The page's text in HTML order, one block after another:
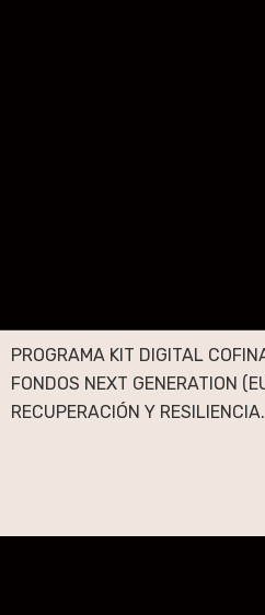
PROGRAMA KIT DIGITAL
FONDOS NEXT GENERATION
RECUPERACIÓN Y RESILIENCIA.